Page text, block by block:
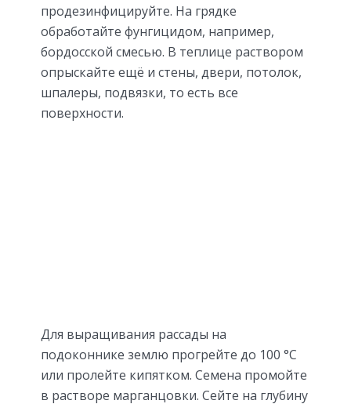
продезинфицируйте. На грядке
обработайте фунгицидом, например,
бордосской смесью. В теплице раствором
опрыскайте ещё и стены, двери, потолок,
шпалеры, подвязки, то есть все
поверхности.
Для выращивания рассады на
подоконнике землю прогрейте до 100 °C
или пролейте кипятком. Семена промойте
в растворе марганцовки. Сейте на глубину